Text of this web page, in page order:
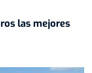
las mejores